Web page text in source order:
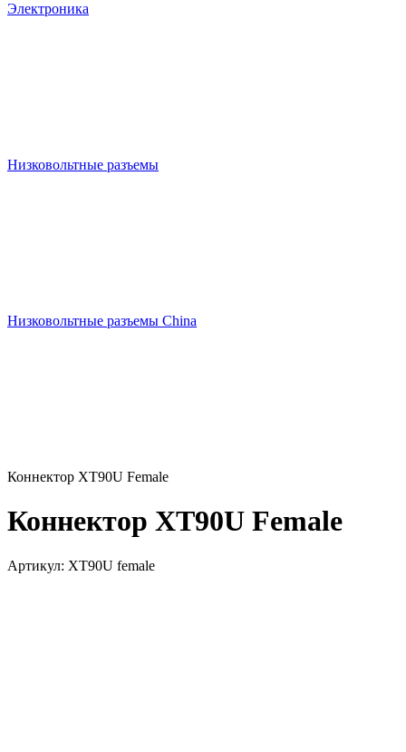
Электроника
Низковольтные разъемы
Низковольтные разъемы China
Коннектор XT90U Female
Коннектор XT90U Female
Артикул: XT90U female